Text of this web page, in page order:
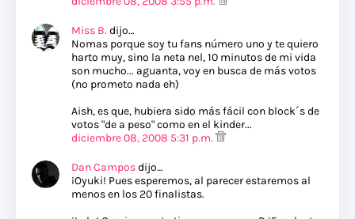
Miss B. dijo…
Nomas porque soy tu fans número uno y te quiero
harto muy, sino la neta nel, 10 minutos de mi vida
son mucho... aguanta, voy en busca de más votos
(no prometo nada eh)
Aish, es que, hubiera sido más fácil con block´s de
votos "de a peso" como en el kinder...
diciembre 08, 2008 5:31 p.m.
Dan Camposdijo…
¡Oyuki! Pues esperemos, al parecer estaremos al
menos en los 20 finalistas.